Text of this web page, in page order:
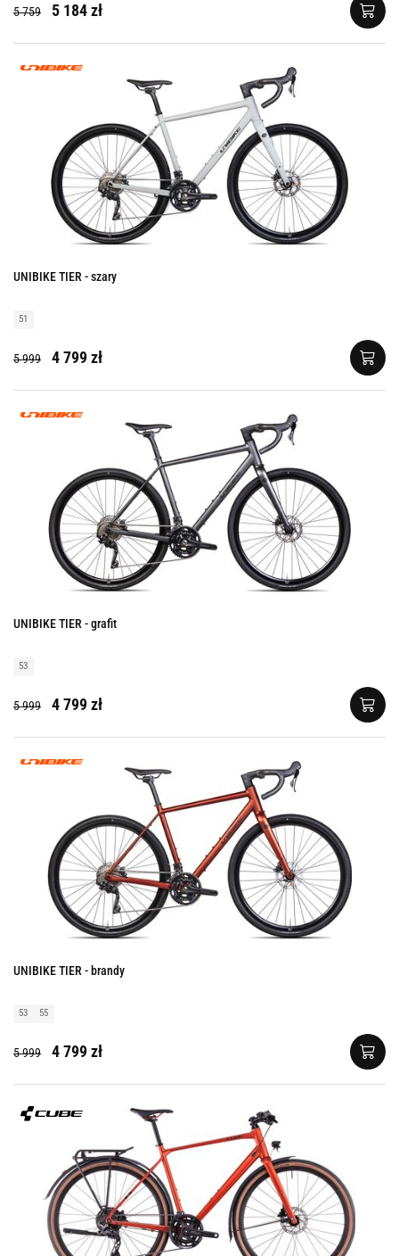
5 759 5 184 zł
UNIBIKE TIER - szary
51
5 999 4 799 zł
UNIBIKE TIER - grafit
53
5 999 4 799 zł
UNIBIKE TIER - brandy
53 55
5 999 4 799 zł